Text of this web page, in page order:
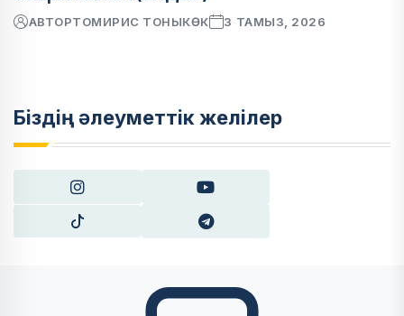
АВТОРТОМИРИС ТОНЫКӨК 3 ТАМЫЗ, 2026
Біздің әлеуметтік желілер